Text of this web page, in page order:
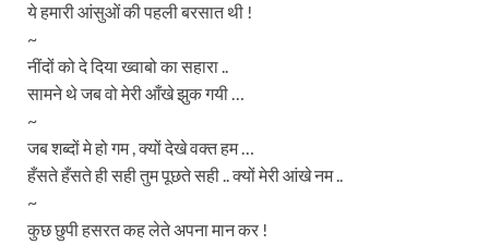
ये हमारी आंसुओं की पहली बरसात थी !
~
नींदों को दे दिया ख्वाबो का सहारा ..
सामने थे जब वो मेरी आँखे झुक गयी …
~
जब शब्दों मे हो गम , क्यों देखे वक्त हम …
हँसते हँसते ही सही तुम पूछते सही .. क्यों मेरी आंखे नम ..
~
कुछ छुपी हसरत कह लेते अपना मान कर !